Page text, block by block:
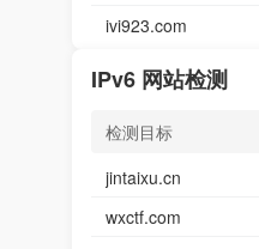
ivi923.com
IPv6 网站检测
检测目标
jintaixu.cn
wxctf.com